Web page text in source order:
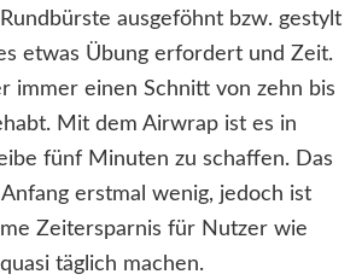
ausgeföhnt bzw. gestylt
etwas Übung erfordert und Zeit.
immer einen Schnitt von zehn bis
Mit dem Airwrap ist es in
fünf Minuten zu schaffen. Das
erstmal wenig, jedoch ist
Zeitersparnis für Nutzer wie
täglich machen.